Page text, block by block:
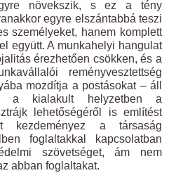
növekszik, s ez a tény
egyre elszántabbá teszi
személyeket, hanem komplett
együtt. A munkahelyi hangulat
érezhetően csökken, és a
reményvesztettség
mozdítja a postásokat – áll
a kialakult helyzetben a
lehetőségéről is említést
kezdeményez a társaság
foglaltakkal kapcsolatban
szövetséget, ám nem
abban foglaltakat.